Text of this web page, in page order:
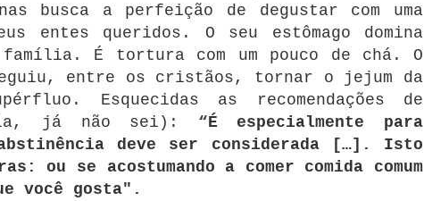
busca a perfeição de degustar com uma
entes queridos. O seu estômago domina
É tortura com um pouco de chá.
O
entre os cristãos, tornar o jejum da
Esquecidas as recomendações de
já não sei): “É especialmente para
deve ser considerada […]. Isto
ou se acostumando a comer comida comum
você gosta".